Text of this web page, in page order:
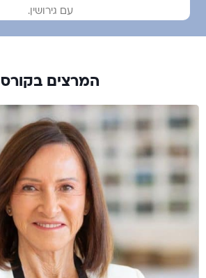
עם גירושין.
המרצים בקורס